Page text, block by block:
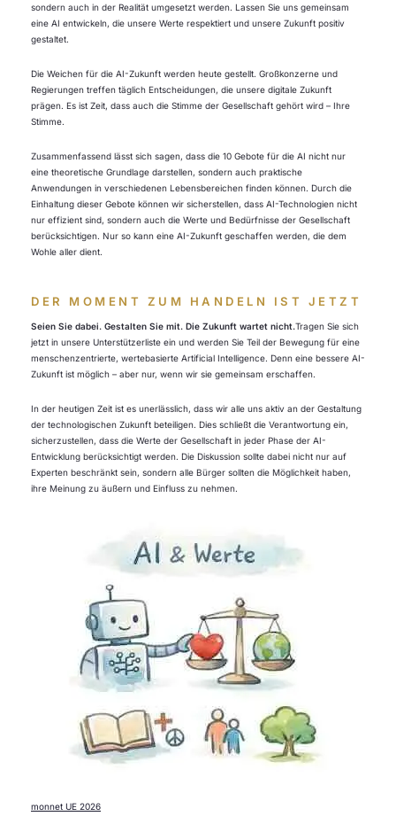
sondern auch in der Realität umgesetzt werden. Lassen Sie uns gemeinsam
eine AI entwickeln, die unsere Werte respektiert und unsere Zukunft positiv
gestaltet.
Die Weichen für die AI-Zukunft werden heute gestellt. Großkonzerne und
Regierungen treffen täglich Entscheidungen, die unsere digitale Zukunft
prägen. Es ist Zeit, dass auch die Stimme der Gesellschaft gehört wird – Ihre
Stimme.
Zusammenfassend lässt sich sagen, dass die 10 Gebote für die AI nicht nur
eine theoretische Grundlage darstellen, sondern auch praktische
Anwendungen in verschiedenen Lebensbereichen finden können. Durch die
Einhaltung dieser Gebote können wir sicherstellen, dass AI-Technologien nicht
nur effizient sind, sondern auch die Werte und Bedürfnisse der Gesellschaft
berücksichtigen. Nur so kann eine AI-Zukunft geschaffen werden, die dem
Wohle aller dient.
DER MOMENT ZUM HANDELN IST JETZT
Seien Sie dabei. Gestalten Sie mit. Die Zukunft wartet nicht.Tragen Sie sich
jetzt in unsere Unterstützerliste ein und werden Sie Teil der Bewegung für eine
menschenzentrierte, wertebasierte Artificial Intelligence. Denn eine bessere AI-
Zukunft ist möglich – aber nur, wenn wir sie gemeinsam erschaffen.
In der heutigen Zeit ist es unerlässlich, dass wir alle uns aktiv an der Gestaltung
der technologischen Zukunft beteiligen. Dies schließt die Verantwortung ein,
sicherzustellen, dass die Werte der Gesellschaft in jeder Phase der AI-
Entwicklung berücksichtigt werden. Die Diskussion sollte dabei nicht nur auf
Experten beschränkt sein, sondern alle Bürger sollten die Möglichkeit haben,
ihre Meinung zu äußern und Einfluss zu nehmen.
monnet UE 2026